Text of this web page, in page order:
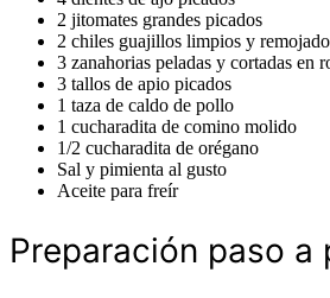
2 jitomates grandes picados
2 chiles guajillos limpios y
3 zanahorias peladas y cortadas en
3 tallos de apio picados
1 taza de caldo de pollo
1 cucharadita de comino molido
1/2 cucharadita de orégano
Sal y pimienta al gusto
Aceite para freír
Preparación paso a